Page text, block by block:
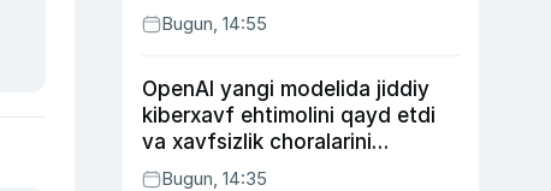
Bugun, 14:55
OpenAI yangi modelida jiddiy
kiberxavf ehtimolini qayd etdi
va xavfsizlik choralarini
kuchaytirdi
Bugun, 14:35